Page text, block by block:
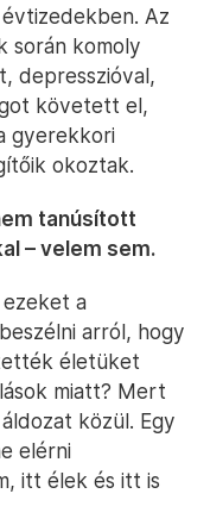
Az
során komoly
depresszióval,
követett el,
gyerekkori
okoztak.
tanúsított
– velem sem.
a
arról, hogy
életüket
miatt? Mert
közül. Egy
elérni
itt élek és itt is